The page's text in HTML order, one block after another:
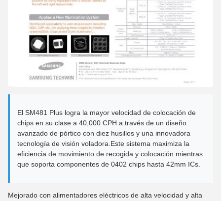
El SM481 Plus logra la mayor velocidad de colocación de
chips en su clase a 40,000 CPH a través de un diseño
avanzado de pórtico con diez husillos y una innovadora
tecnología de visión voladora.Este sistema maximiza la
eficiencia de movimiento de recogida y colocación mientras
que soporta componentes de 0402 chips hasta 42mm ICs.
Mejorado con alimentadores eléctricos de alta velocidad y alta